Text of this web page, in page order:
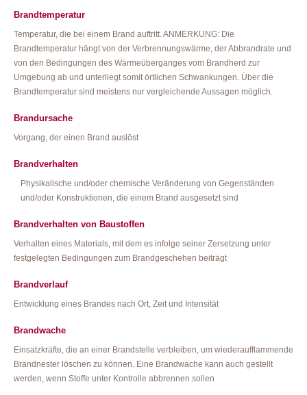
Brandtemperatur
Temperatur, die bei einem Brand auftritt. ANMERKUNG: Die
Brandtemperatur hängt von der Verbrennungswärme, der Abbrandrate und
von den Bedingungen des Wärmeüberganges vom Brandherd zur
Umgebung ab und unterliegt somit örtlichen Schwankungen. Über die
Brandtemperatur sind meistens nur vergleichende Aussagen möglich.
Brandursache
Vorgang, der einen Brand auslöst
Brandverhalten
Physikalische und/oder chemische Veränderung von Gegenständen
und/oder Konstruktionen, die einem Brand ausgesetzt sind
Brandverhalten von Baustoffen
Verhalten eines Materials, mit dem es infolge seiner Zersetzung unter
festgelegten Bedingungen zum Brandgeschehen beiträgt
Brandverlauf
Entwicklung eines Brandes nach Ort, Zeit und Intensität
Brandwache
Einsatzkräfte, die an einer Brandstelle verbleiben, um wiederaufflammende
Brandnester löschen zu können. Eine Brandwache kann auch gestellt
werden, wenn Stoffe unter Kontrolle abbrennen sollen